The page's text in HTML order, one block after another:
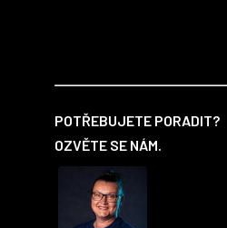
POTŘEBUJETE PORADIT?
OZVĚTE SE NÁM.